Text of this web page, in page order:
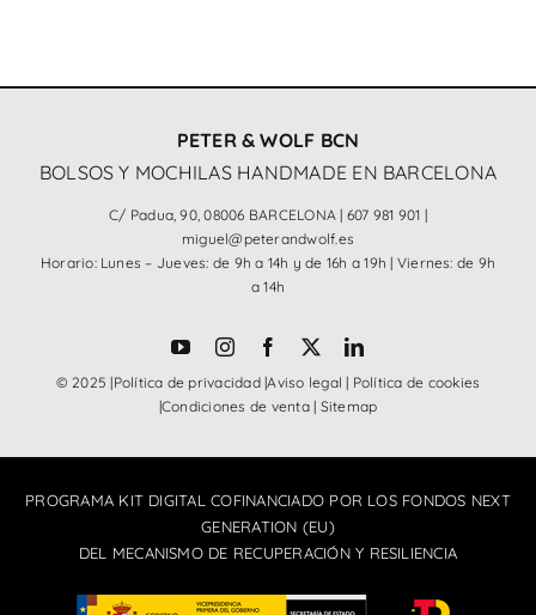
PETER & WOLF BCN
BOLSOS Y MOCHILAS HANDMADE EN BARCELONA
C/ Padua, 90, 08006 BARCELONA | 607 981 901 |
miguel@peterandwolf.es
Horario: Lunes – Jueves: de 9h a 14h y de 16h a 19h | Viernes: de 9h
a 14h
© 2025 |Política de privacidad|Aviso legal | Política de cookies
|Condiciones de venta| Sitemap
PROGRAMA KIT DIGITAL COFINANCIADO POR LOS FONDOS NEXT
GENERATION (EU)
DEL MECANISMO DE RECUPERACIÓN Y RESILIENCIA